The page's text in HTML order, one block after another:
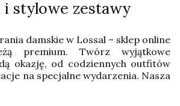
i stylowe zestawy
damskie w Lossal – sklep online
premium. Twórz wyjątkowe
okazję, od codziennych outfitów
na specjalne wydarzenia. Nasza